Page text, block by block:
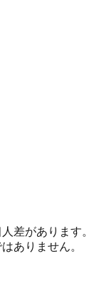
差があります。
ありません。